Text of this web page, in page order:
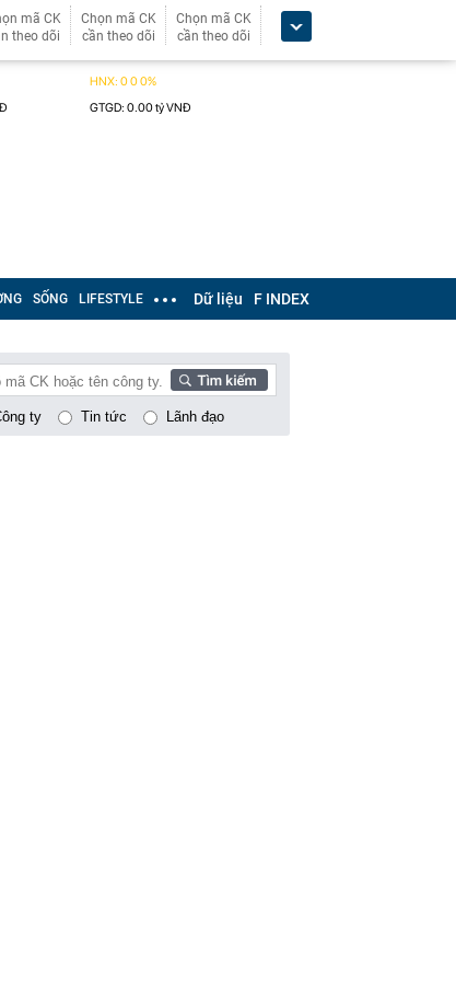
mã CK
theo dõi
Chọn mã CK
cần theo dõi
Chọn mã CK
cần theo dõi
SỐNG LIFESTYLE Dữ liệu F INDEX
ty Tin tức Lãnh đạo